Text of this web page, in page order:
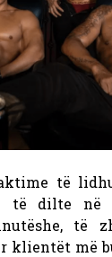
të
të dilte në
të
klientët më